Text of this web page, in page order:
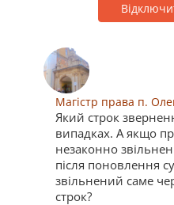
Магістр права п.
Який строк
випадках. А якщо
незаконно
після поновлення
звільнений саме
строк?